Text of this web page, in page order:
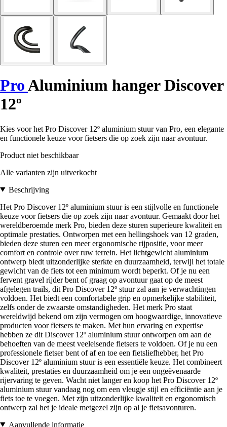
ProAluminium hanger Discover
12º
Kies voor het Pro Discover 12º aluminium stuur van Pro, een elegante
en functionele keuze voor fietsers die op zoek zijn naar avontuur.
Product niet beschikbaar
Alle varianten zijn uitverkocht
Beschrijving
Het Pro Discover 12º aluminium stuur is een stijlvolle en functionele
keuze voor fietsers die op zoek zijn naar avontuur. Gemaakt door het
wereldberoemde merk Pro, bieden deze sturen superieure kwaliteit en
optimale prestaties. Ontworpen met een hellingshoek van 12 graden,
bieden deze sturen een meer ergonomische rijpositie, voor meer
comfort en controle over ruw terrein. Het lichtgewicht aluminium
ontwerp biedt uitzonderlijke sterkte en duurzaamheid, terwijl het totale
gewicht van de fiets tot een minimum wordt beperkt. Of je nu een
fervent gravel rijder bent of graag op avontuur gaat op de meest
afgelegen trails, dit Pro Discover 12º stuur zal aan je verwachtingen
voldoen. Het biedt een comfortabele grip en opmerkelijke stabiliteit,
zelfs onder de zwaarste omstandigheden. Het merk Pro staat
wereldwijd bekend om zijn vermogen om hoogwaardige, innovatieve
producten voor fietsers te maken. Met hun ervaring en expertise
hebben ze dit Discover 12º aluminium stuur ontworpen om aan de
behoeften van de meest veeleisende fietsers te voldoen. Of je nu een
professionele fietser bent of af en toe een fietsliefhebber, het Pro
Discover 12º aluminium stuur is een essentiële keuze. Het combineert
kwaliteit, prestaties en duurzaamheid om je een ongeëvenaarde
rijervaring te geven. Wacht niet langer en koop het Pro Discover 12º
aluminium stuur vandaag nog om een vleugje stijl en efficiëntie aan je
fiets toe te voegen. Met zijn uitzonderlijke kwaliteit en ergonomisch
ontwerp zal het je ideale metgezel zijn op al je fietsavonturen.
Aanvullende informatie